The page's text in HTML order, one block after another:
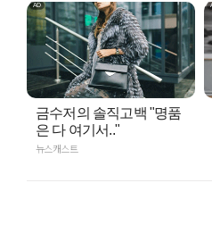
금수저의 솔직고백 "명품
은 다 여기서.."
뉴스캐스트